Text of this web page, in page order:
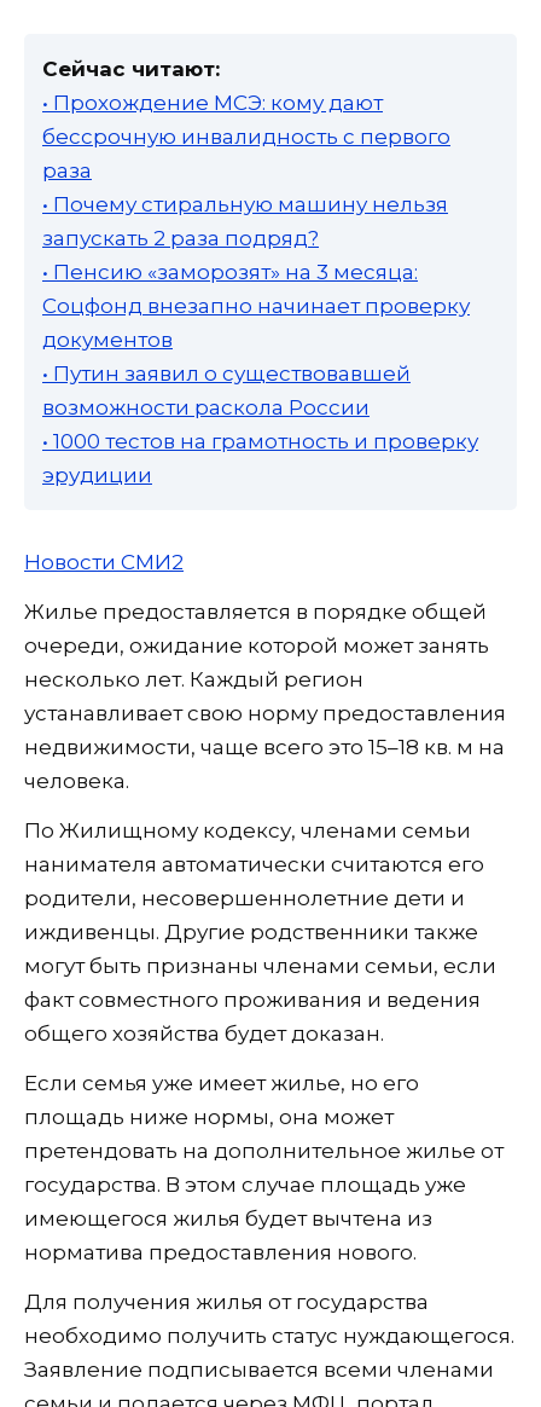
Сейчас читают:
• Прохождение МСЭ: кому дают
бессрочную инвалидность с первого
раза
• Почему стиральную машину нельзя
запускать 2 раза подряд?
• Пенсию «заморозят» на 3 месяца:
Соцфонд внезапно начинает проверку
документов
• Путин заявил о существовавшей
возможности раскола России
• 1000 тестов на грамотность и проверку
эрудиции
Новости СМИ2
Жилье предоставляется в порядке общей
очереди, ожидание которой может занять
несколько лет. Каждый регион
устанавливает свою норму предоставления
недвижимости, чаще всего это 15–18 кв. м на
человека.
По Жилищному кодексу, членами семьи
нанимателя автоматически считаются его
родители, несовершеннолетние дети и
иждивенцы. Другие родственники также
могут быть признаны членами семьи, если
факт совместного проживания и ведения
общего хозяйства будет доказан.
Если семья уже имеет жилье, но его
площадь ниже нормы, она может
претендовать на дополнительное жилье от
государства. В этом случае площадь уже
имеющегося жилья будет вычтена из
норматива предоставления нового.
Для получения жилья от государства
необходимо получить статус нуждающегося.
Заявление подписывается всеми членами